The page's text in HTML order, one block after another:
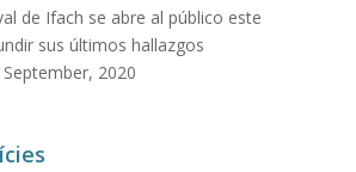
de Ifach se abre al público este
sus últimos hallazgos
September, 2020